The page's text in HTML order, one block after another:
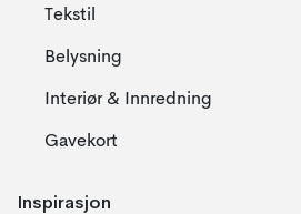
Tekstil
Belysning
Interiør & Innredning
Gavekort
Inspirasjon